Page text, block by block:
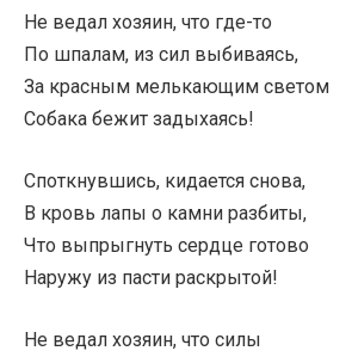
Не ведал хозяин, что где-то
По шпалам, из сил выбиваясь,
За красным мелькающим светом
Собака бежит задыхаясь!
Споткнувшись, кидается снова,
В кровь лапы о камни разбиты,
Что выпрыгнуть сердце готово
Наружу из пасти раскрытой!
Не ведал хозяин, что силы